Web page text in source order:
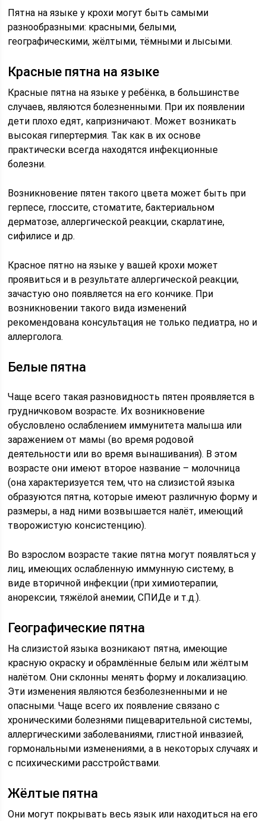
Пятна на языке у крохи могут быть самыми
разнообразными: красными, белыми,
географическими, жёлтыми, тёмными и лысыми.
Красные пятна на языке
Красные пятна на языке у ребёнка, в большинстве
случаев, являются болезненными. При их появлении
дети плохо едят, капризничают. Может возникать
высокая гипертермия. Так как в их основе
практически всегда находятся инфекционные
болезни.
Возникновение пятен такого цвета может быть при
герпесе, глоссите, стоматите, бактериальном
дерматозе, аллергической реакции, скарлатине,
сифилисе и др.
Красное пятно на языке у вашей крохи может
проявиться и в результате аллергической реакции,
зачастую оно появляется на его кончике. При
возникновении такого вида изменений
рекомендована консультация не только педиатра, но и
аллерголога.
Белые пятна
Чаще всего такая разновидность пятен проявляется в
грудничковом возрасте. Их возникновение
обусловлено ослаблением иммунитета малыша или
заражением от мамы (во время родовой
деятельности или во время вынашивания). В этом
возрасте они имеют второе название – молочница
(она характеризуется тем, что на слизистой языка
образуются пятна, которые имеют различную форму и
размеры, а над ними возвышается налёт, имеющий
творожистую консистенцию).
Во взрослом возрасте такие пятна могут появляться у
лиц, имеющих ослабленную иммунную систему, в
виде вторичной инфекции (при химиотерапии,
анорексии, тяжёлой анемии, СПИДе и т.д.).
Географические пятна
На слизистой языка возникают пятна, имеющие
красную окраску и обрамлённые белым или жёлтым
налётом. Они склонны менять форму и локализацию.
Эти изменения являются безболезненными и не
опасными. Чаще всего их появление связано с
хроническими болезнями пищеварительной системы,
аллергическими заболеваниями, глистной инвазией,
гормональными изменениями, а в некоторых случаях и
с психическими расстройствами.
Жёлтые пятна
Они могут покрывать весь язык или находиться на его